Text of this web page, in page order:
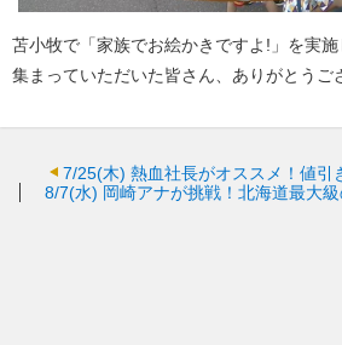
苫小牧で「家族でお絵かきですよ!」を実施
集まっていただいた皆さん、ありがとうご
7/25(木) 熱血社長がオススメ！値引
8/7(水) 岡崎アナが挑戦！北海道最大